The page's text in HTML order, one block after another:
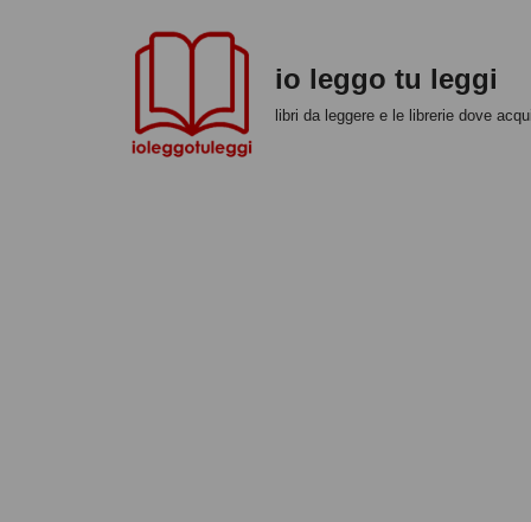
io leggo tu leggi
libri da leggere e le librerie dove